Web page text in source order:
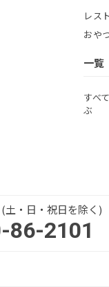
レス
おや
一覧
すべ
ぶ
土・日・祝日を除く)
86-2101